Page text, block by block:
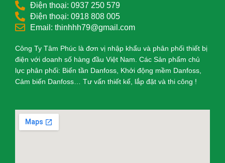
Điện thoại: 0937 250 579
Điện thoại: 0918 808 005
Email: thinhhh79@gmail.com
Công Ty Tâm Phúc là đơn vị nhập khẩu và phân phối thiết bị
điện với doanh số hàng đầu Việt Nam. Các Sản phẩm chủ
lực phân phối: Biến tần Danfoss, Khởi động mềm Danfoss,
Cảm biến Danfoss… Tư vấn thiết kế, lắp đặt và thi công !